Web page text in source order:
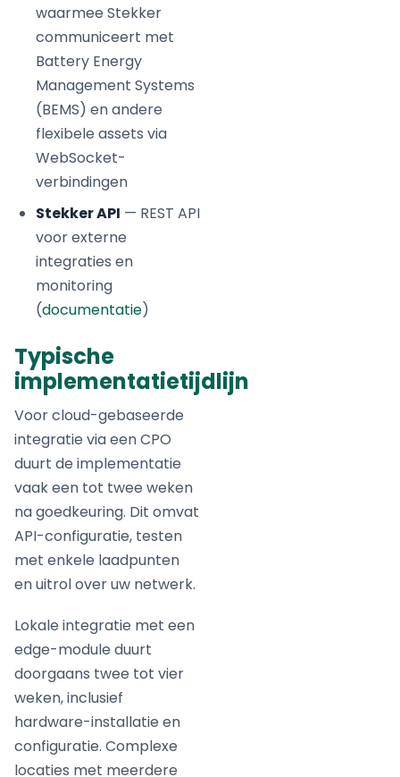
waarmee Stekker
communiceert met
Battery Energy
Management Systems
(BEMS) en andere
flexibele assets via
WebSocket-
verbindingen
Stekker API — REST API
voor externe
integraties en
monitoring
(documentatie)
Typische
implementatietijdlijn
Voor cloud-gebaseerde
integratie via een CPO
duurt de implementatie
vaak een tot twee weken
na goedkeuring. Dit omvat
API-configuratie, testen
met enkele laadpunten
en uitrol over uw netwerk.
Lokale integratie met een
edge-module duurt
doorgaans twee tot vier
weken, inclusief
hardware-installatie en
configuratie. Complexe
locaties met meerdere